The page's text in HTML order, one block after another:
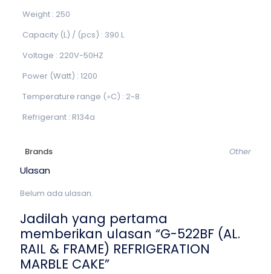
Weight : 250
Capacity (L) / (pcs) : 390 L
Voltage : 220V-50HZ
Power (Watt) : 1200
Temperature range (◦C) : 2~8
Refrigerant : R134a
Brands Other
Ulasan
Belum ada ulasan.
Jadilah yang pertama
memberikan ulasan “G-522BF (AL.
RAIL & FRAME) REFRIGERATION
MARBLE CAKE”